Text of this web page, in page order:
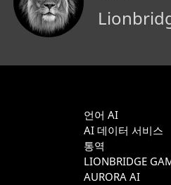
언어 AI
AI 데이터 서비스
통역
LIONBRIDGE
AURORA AI